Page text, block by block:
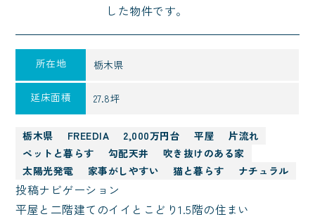
した物件です。
所在地 栃木県
延床面積 27.8坪
栃木県 FREEDIA 2,000万円台 平屋
片流れ
ペットと暮らす
勾配天井
吹き抜けのある家
太陽光発電
家事がしやすい 猫と暮らす ナチュラル
投稿ナビゲーション
平屋と二階建てのイイとこどり1.5階の住まい